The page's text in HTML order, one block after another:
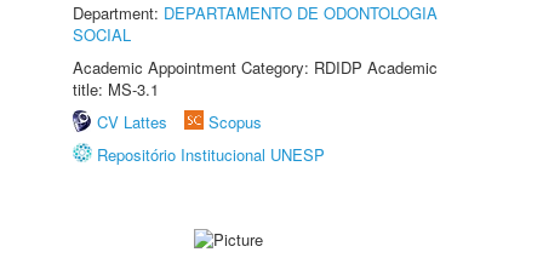
Department: DEPARTAMENTO DE ODONTOLOGIA
SOCIAL
Academic Appointment Category: RDIDP Academic
title: MS-3.1
CV Lattes
Scopus
Repositório Institucional UNESP